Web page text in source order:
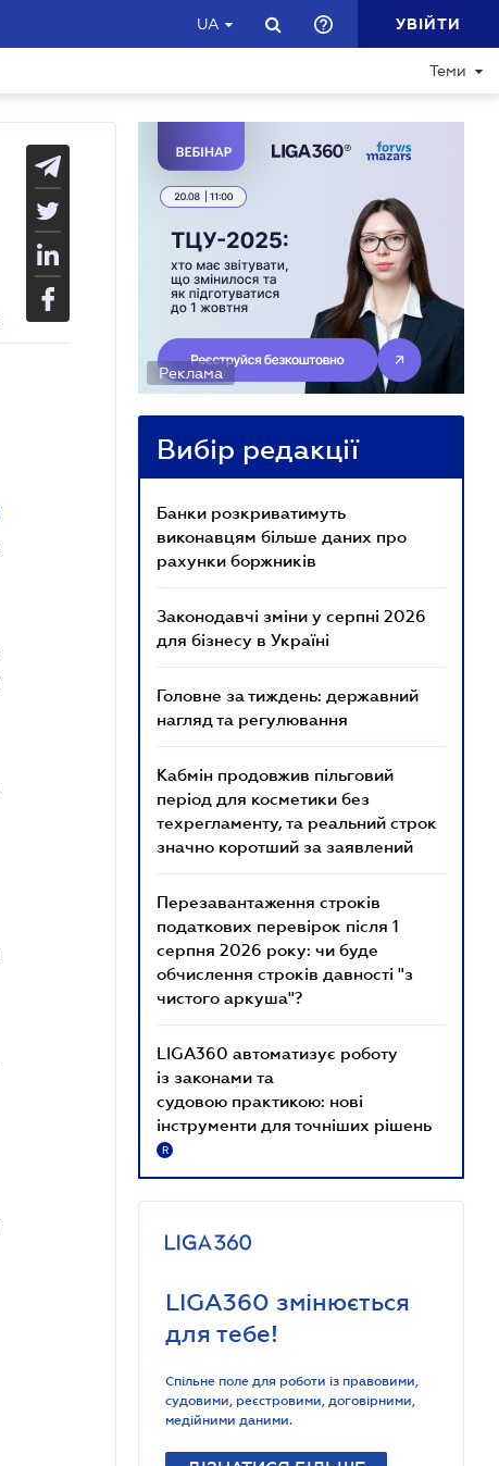
UA УВІЙТИ
Теми
Реклама
Вибір редакції
Банки розкриватимуть
виконавцям більше даних про
рахунки боржників
Законодавчі зміни у серпні 2026
для бізнесу в Україні
Головне за тиждень: державний
нагляд та регулювання
Кабмін продовжив пільговий
період для косметики без
техрегламенту, та реальний строк
значно коротший за заявлений
Перезавантаження строків
податкових перевірок після 1
серпня 2026 року: чи буде
обчислення строків давності "з
чистого аркуша"?
LIGA360 автоматизує роботу
із законами та
судовою практикою: нові
інструменти для точніших рішень
R
LIGA360 змінюється
для тебе!
Спільне поле для роботи із правовими,
судовими, реєстровими, договірними,
медійними даними.